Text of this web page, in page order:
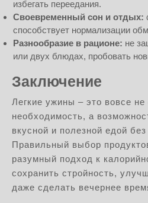
избегать переедания.
Своевременный сон и отдых:
способствует нормализации
Разнообразие в рационе: не
или двух блюдах, пробовать
Заключение
Легкие ужины – это вовсе не
необходимость, а
вкусной и полезной едой
Правильный выбор
разумный подход к
сохранить стройность,
даже сделать вечернее